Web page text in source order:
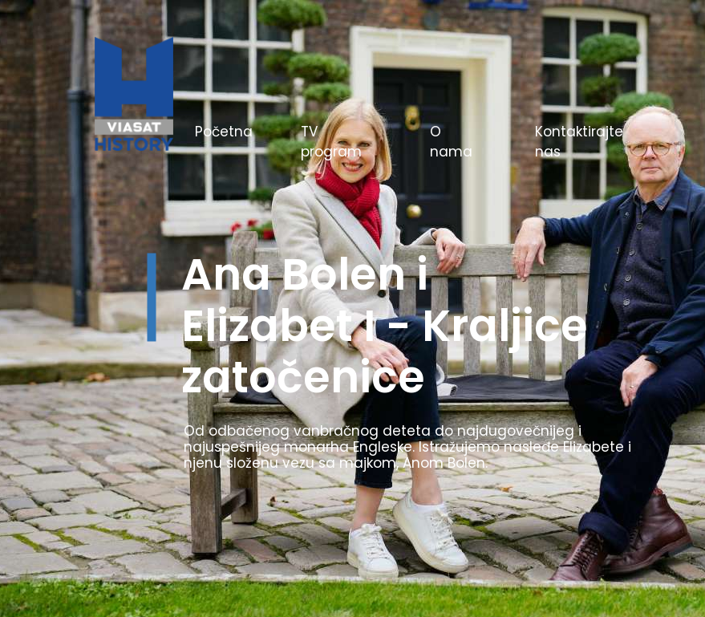
Početna(current)
TV
program
O
nama
Kontaktirajte
nas
Hitlerove igre u
boji - Berlin 1936.
Olimpijske igre u Berlinu 1936. godine bile su inovativne, uvele su
TV prenos i štafetu sa bakljom. Prikazujemo najzanimljivije trenutke
i to kako ih je Hitler koristio kao propagandu za svoj režim.